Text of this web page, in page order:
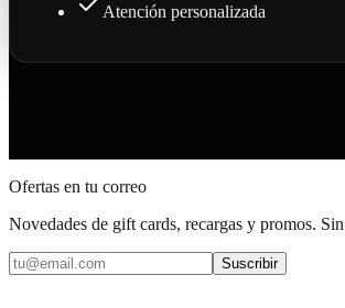
Atención personalizada
Ofertas en tu correo
Novedades de gift cards, recargas y promos.
Suscribir